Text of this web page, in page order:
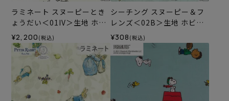
ラミネート スヌーピーとき
ょうだい＜01IV＞生地 ホビ
ーラホビーレデザインコレ
クション
¥2,200 (税込)
シーチング スヌーピー＆フ
レンズ＜02B＞生地 ホビー
ラホビーレデザインコレク
ション
¥308 (税込)